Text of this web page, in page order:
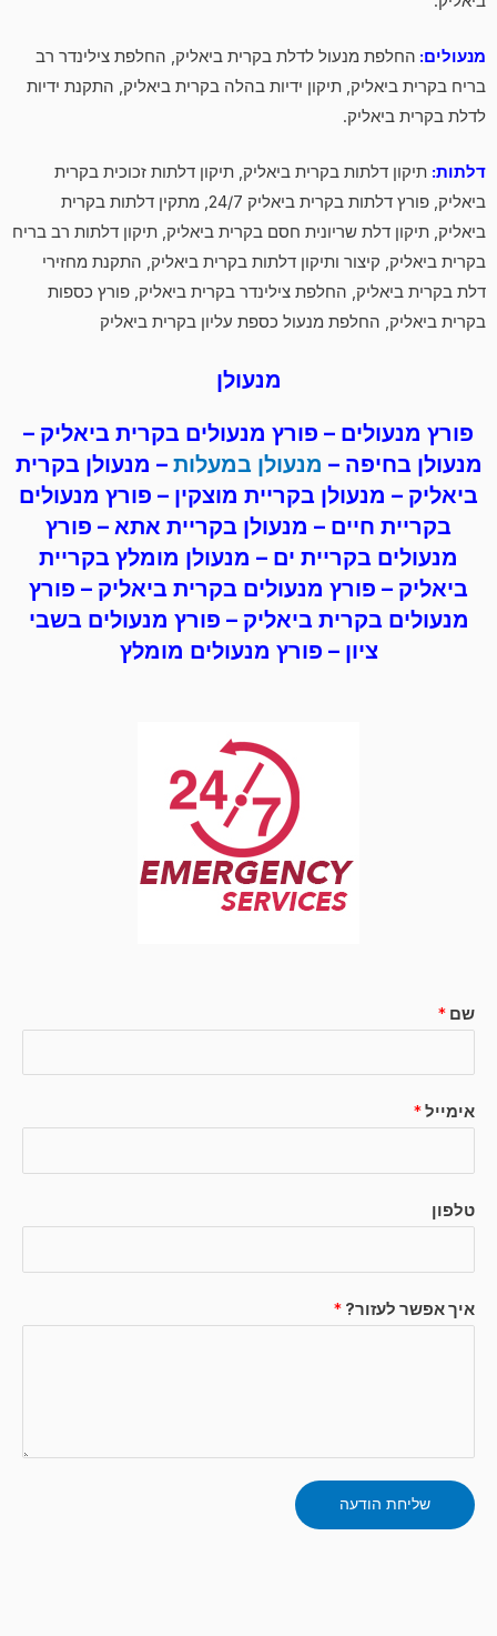
מנעולים: החלפת מנעול לדלת בקרית ביאליק, החלפת צילינדר רב
בריח בקרית ביאליק, תיקון ידיות בהלה בקרית ביאליק, התקנת ידיות
לדלת בקרית ביאליק.
דלתות: תיקון דלתות בקרית ביאליק, תיקון דלתות זכוכית בקרית
ביאליק, פורץ דלתות בקרית ביאליק 24/7, מתקין דלתות בקרית
ביאליק, תיקון דלת שריונית חסם בקרית ביאליק, תיקון דלתות רב בריח
בקרית ביאליק, קיצור ותיקון דלתות בקרית ביאליק, התקנת מחזירי
דלת בקרית ביאליק, החלפת צילינדר בקרית ביאליק, פורץ כספות
בקרית ביאליק, החלפת מנעול כספת עליון בקרית ביאליק
מנעולן
פורץ מנעולים – פורץ מנעולים בקרית ביאליק –
מנעולן בחיפה – מנעולן במעלות – מנעולן בקרית
ביאליק – מנעולן בקריית מוצקין – פורץ מנעולים
בקריית חיים – מנעולן בקריית אתא – פורץ
מנעולים בקריית ים – מנעולן מומלץ בקריית
ביאליק – פורץ מנעולים בקרית ביאליק – פורץ
מנעוליםבקרית ביאליק – פורץ מנעולים בשבי
ציון – פורץ מנעולים מומלץ
שם *
אימייל*
טלפון
איך אפשר לעזור? *
שליחת הודעה